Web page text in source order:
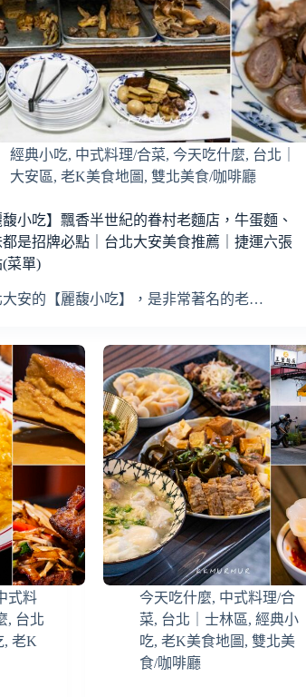
經典小吃, 中式料理/合菜,今天吃什麼, 台北｜
大安區,老K美食地圖 ,雙北美食/咖啡廳
馥小吃】飄香半世紀的眷村老麵店，牛蛋麵、
都是招牌必點｜台北大安美食推薦｜捷運六張
菜單)
大安的【麗馥小吃】，是非常著名的老…
式料
, 台北
, 老K
今天吃什麼, 中式料理/合
菜, 台北｜士林區, 經典小
吃, 老K美食地圖 , 雙北美
食/咖啡廳